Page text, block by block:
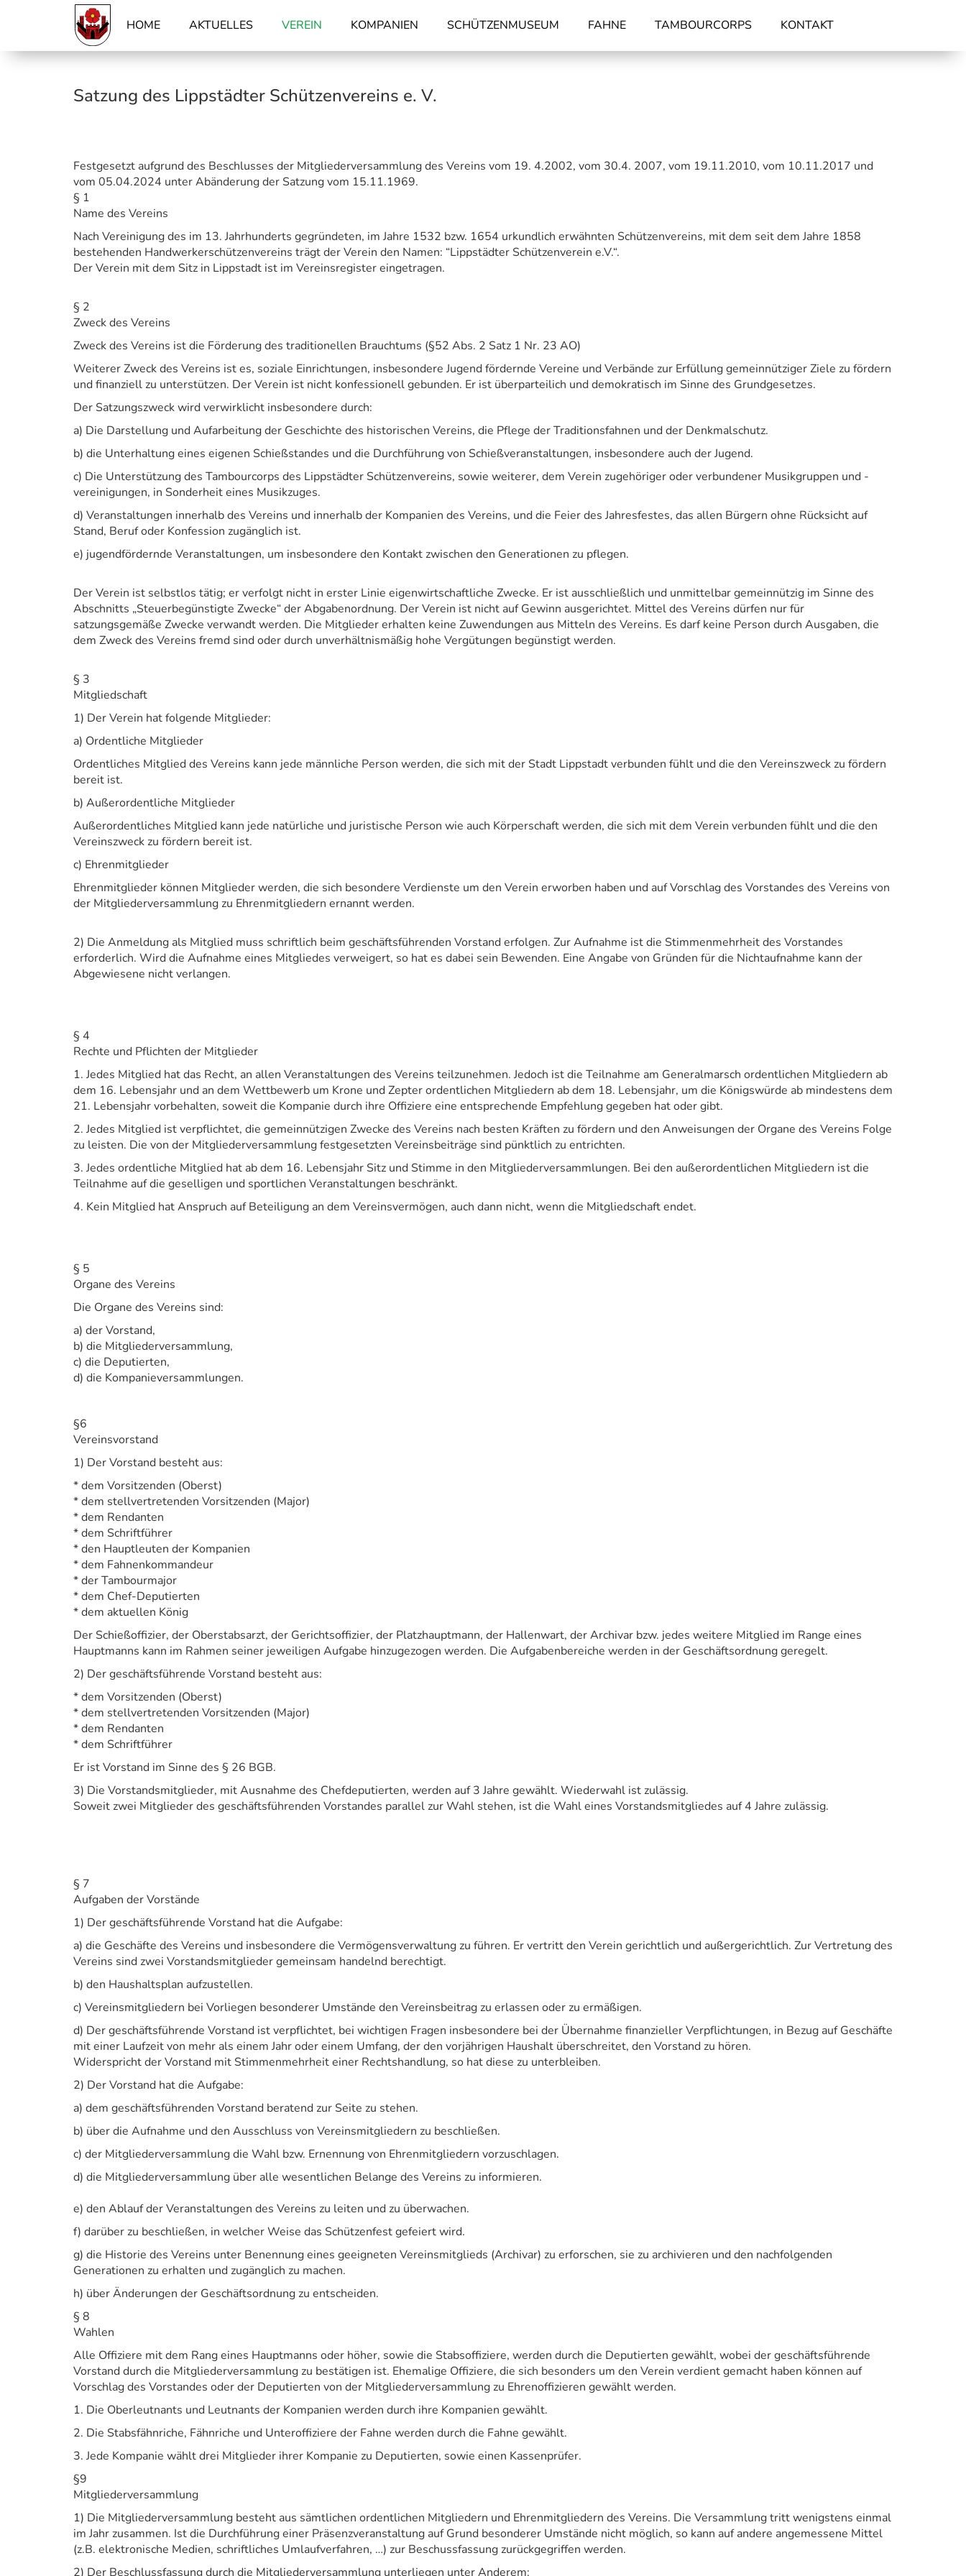
HOME(AKTUELL)AKTUELLES VEREIN KOMPANIEN SCHÜTZENMUSEUM FAHNE TAMBOURCORPS KONTAKT
Satzung des Lippstädter Schützenvereins e. V.
Festgesetzt aufgrund des Beschlusses der Mitgliederversammlung des Vereins vom 19. 4.2002, vom 30.4. 2007, vom 19.11.2010, vom 10.11.2017 und
vom 05.04.2024 unter Abänderung der Satzung vom 15.11.1969.
§ 1
Name des Vereins
Nach Vereinigung des im 13. Jahrhunderts gegründeten, im Jahre 1532 bzw. 1654 urkundlich erwähnten Schützenvereins, mit dem seit dem Jahre 1858
bestehenden Handwerkerschützenvereins trägt der Verein den Namen: “Lippstädter Schützenverein e.V.“.
Der Verein mit dem Sitz in Lippstadt ist im Vereinsregister eingetragen.
§ 2
Zweck des Vereins
Zweck des Vereins ist die Förderung des traditionellen Brauchtums (§52 Abs. 2 Satz 1 Nr. 23 AO)
Weiterer Zweck des Vereins ist es, soziale Einrichtungen, insbesondere Jugend fördernde Vereine und Verbände zur Erfüllung gemeinnütziger Ziele zu fördern
und finanziell zu unterstützen. Der Verein ist nicht konfessionell gebunden. Er ist überparteilich und demokratisch im Sinne des Grundgesetzes.
Der Satzungszweck wird verwirklicht insbesondere durch:
a) Die Darstellung und Aufarbeitung der Geschichte des historischen Vereins, die Pflege der Traditionsfahnen und der Denkmalschutz.
b) die Unterhaltung eines eigenen Schießstandes und die Durchführung von Schießveranstaltungen, insbesondere auch der Jugend.
c) Die Unterstützung des Tambourcorps des Lippstädter Schützenvereins, sowie weiterer, dem Verein zugehöriger oder verbundener Musikgruppen und -
vereinigungen, in Sonderheit eines Musikzuges.
d) Veranstaltungen innerhalb des Vereins und innerhalb der Kompanien des Vereins, und die Feier des Jahresfestes, das allen Bürgern ohne Rücksicht auf
Stand, Beruf oder Konfession zugänglich ist.
e) jugendfördernde Veranstaltungen, um insbesondere den Kontakt zwischen den Generationen zu pflegen.
Der Verein ist selbstlos tätig; er verfolgt nicht in erster Linie eigenwirtschaftliche Zwecke. Er ist ausschließlich und unmittelbar gemeinnützig im Sinne des
Abschnitts „Steuerbegünstigte Zwecke“ der Abgabenordnung. Der Verein ist nicht auf Gewinn ausgerichtet. Mittel des Vereins dürfen nur für
satzungsgemäße Zwecke verwandt werden. Die Mitglieder erhalten keine Zuwendungen aus Mitteln des Vereins. Es darf keine Person durch Ausgaben, die
dem Zweck des Vereins fremd sind oder durch unverhältnismäßig hohe Vergütungen begünstigt werden.
§ 3
Mitgliedschaft
1) Der Verein hat folgende Mitglieder:
a) Ordentliche Mitglieder
Ordentliches Mitglied des Vereins kann jede männliche Person werden, die sich mit der Stadt Lippstadt verbunden fühlt und die den Vereinszweck zu fördern
bereit ist.
b) Außerordentliche Mitglieder
Außerordentliches Mitglied kann jede natürliche und juristische Person wie auch Körperschaft werden, die sich mit dem Verein verbunden fühlt und die den
Vereinszweck zu fördern bereit ist.
c) Ehrenmitglieder
Ehrenmitglieder können Mitglieder werden, die sich besondere Verdienste um den Verein erworben haben und auf Vorschlag des Vorstandes des Vereins von
der Mitgliederversammlung zu Ehrenmitgliedern ernannt werden.
2) Die Anmeldung als Mitglied muss schriftlich beim geschäftsführenden Vorstand erfolgen. Zur Aufnahme ist die Stimmenmehrheit des Vorstandes
erforderlich. Wird die Aufnahme eines Mitgliedes verweigert, so hat es dabei sein Bewenden. Eine Angabe von Gründen für die Nichtaufnahme kann der
Abgewiesene nicht verlangen.
§ 4
Rechte und Pflichten der Mitglieder
1. Jedes Mitglied hat das Recht, an allen Veranstaltungen des Vereins teilzunehmen. Jedoch ist die Teilnahme am Generalmarsch ordentlichen Mitgliedern ab
dem 16. Lebensjahr und an dem Wettbewerb um Krone und Zepter ordentlichen Mitgliedern ab dem 18. Lebensjahr, um die Königswürde ab mindestens dem
21. Lebensjahr vorbehalten, soweit die Kompanie durch ihre Offiziere eine entsprechende Empfehlung gegeben hat oder gibt.
2. Jedes Mitglied ist verpflichtet, die gemeinnützigen Zwecke des Vereins nach besten Kräften zu fördern und den Anweisungen der Organe des Vereins Folge
zu leisten. Die von der Mitgliederversammlung festgesetzten Vereinsbeiträge sind pünktlich zu entrichten.
3. Jedes ordentliche Mitglied hat ab dem 16. Lebensjahr Sitz und Stimme in den Mitgliederversammlungen. Bei den außerordentlichen Mitgliedern ist die
Teilnahme auf die geselligen und sportlichen Veranstaltungen beschränkt.
4. Kein Mitglied hat Anspruch auf Beteiligung an dem Vereinsvermögen, auch dann nicht, wenn die Mitgliedschaft endet.
§ 5
Organe des Vereins
Die Organe des Vereins sind:
a) der Vorstand,
b) die Mitgliederversammlung,
c) die Deputierten,
d) die Kompanieversammlungen.
§6
Vereinsvorstand
1) Der Vorstand besteht aus:
* dem Vorsitzenden (Oberst)
* dem stellvertretenden Vorsitzenden (Major)
* dem Rendanten
* dem Schriftführer
* den Hauptleuten der Kompanien
* dem Fahnenkommandeur
* der Tambourmajor
* dem Chef-Deputierten
* dem aktuellen König
Der Schießoffizier, der Oberstabsarzt, der Gerichtsoffizier, der Platzhauptmann, der Hallenwart, der Archivar bzw. jedes weitere Mitglied im Range eines
Hauptmanns kann im Rahmen seiner jeweiligen Aufgabe hinzugezogen werden. Die Aufgabenbereiche werden in der Geschäftsordnung geregelt.
2) Der geschäftsführende Vorstand besteht aus:
* dem Vorsitzenden (Oberst)
* dem stellvertretenden Vorsitzenden (Major)
* dem Rendanten
* dem Schriftführer
Er ist Vorstand im Sinne des § 26 BGB.
3) Die Vorstandsmitglieder, mit Ausnahme des Chefdeputierten, werden auf 3 Jahre gewählt. Wiederwahl ist zulässig.
Soweit zwei Mitglieder des geschäftsführenden Vorstandes parallel zur Wahl stehen, ist die Wahl eines Vorstandsmitgliedes auf 4 Jahre zulässig.
§ 7
Aufgaben der Vorstände
1) Der geschäftsführende Vorstand hat die Aufgabe:
a) die Geschäfte des Vereins und insbesondere die Vermögensverwaltung zu führen. Er vertritt den Verein gerichtlich und außergerichtlich. Zur Vertretung des
Vereins sind zwei Vorstandsmitglieder gemeinsam handelnd berechtigt.
b) den Haushaltsplan aufzustellen.
c) Vereinsmitgliedern bei Vorliegen besonderer Umstände den Vereinsbeitrag zu erlassen oder zu ermäßigen.
d) Der geschäftsführende Vorstand ist verpflichtet, bei wichtigen Fragen insbesondere bei der Übernahme finanzieller Verpflichtungen, in Bezug auf Geschäfte
mit einer Laufzeit von mehr als einem Jahr oder einem Umfang, der den vorjährigen Haushalt überschreitet, den Vorstand zu hören.
Widerspricht der Vorstand mit Stimmenmehrheit einer Rechtshandlung, so hat diese zu unterbleiben.
2) Der Vorstand hat die Aufgabe:
a) dem geschäftsführenden Vorstand beratend zur Seite zu stehen.
b) über die Aufnahme und den Ausschluss von Vereinsmitgliedern zu beschließen.
c) der Mitgliederversammlung die Wahl bzw. Ernennung von Ehrenmitgliedern vorzuschlagen.
d) die Mitgliederversammlung über alle wesentlichen Belange des Vereins zu informieren.
e) den Ablauf der Veranstaltungen des Vereins zu leiten und zu überwachen.
f) darüber zu beschließen, in welcher Weise das Schützenfest gefeiert wird.
g) die Historie des Vereins unter Benennung eines geeigneten Vereinsmitglieds (Archivar) zu erforschen, sie zu archivieren und den nachfolgenden
Generationen zu erhalten und zugänglich zu machen.
h) über Änderungen der Geschäftsordnung zu entscheiden.
§ 8
Wahlen
Alle Offiziere mit dem Rang eines Hauptmanns oder höher, sowie die Stabsoffiziere, werden durch die Deputierten gewählt, wobei der geschäftsführende
Vorstand durch die Mitgliederversammlung zu bestätigen ist. Ehemalige Offiziere, die sich besonders um den Verein verdient gemacht haben können auf
Vorschlag des Vorstandes oder der Deputierten von der Mitgliederversammlung zu Ehrenoffizieren gewählt werden.
1. Die Oberleutnants und Leutnants der Kompanien werden durch ihre Kompanien gewählt.
2. Die Stabsfähnriche, Fähnriche und Unteroffiziere der Fahne werden durch die Fahne gewählt.
3. Jede Kompanie wählt drei Mitglieder ihrer Kompanie zu Deputierten, sowie einen Kassenprüfer.
§9
Mitgliederversammlung
1) Die Mitgliederversammlung besteht aus sämtlichen ordentlichen Mitgliedern und Ehrenmitgliedern des Vereins. Die Versammlung tritt wenigstens einmal
im Jahr zusammen. Ist die Durchführung einer Präsenzveranstaltung auf Grund besonderer Umstände nicht möglich, so kann auf andere angemessene Mittel
(z.B. elektronische Medien, schriftliches Umlaufverfahren, …) zur Beschussfassung zurückgegriffen werden.
2) Der Beschlussfassung durch die Mitgliederversammlung unterliegen unter Anderem: